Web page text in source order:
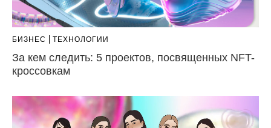
БИЗНЕС ТЕХНОЛОГИИ
За кем следить: 5 проектов, посвященных NFT-
кроссовкам